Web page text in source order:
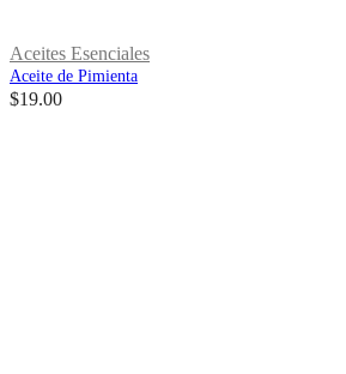
Aceites Esenciales
Aceite de Pimienta
$19.00